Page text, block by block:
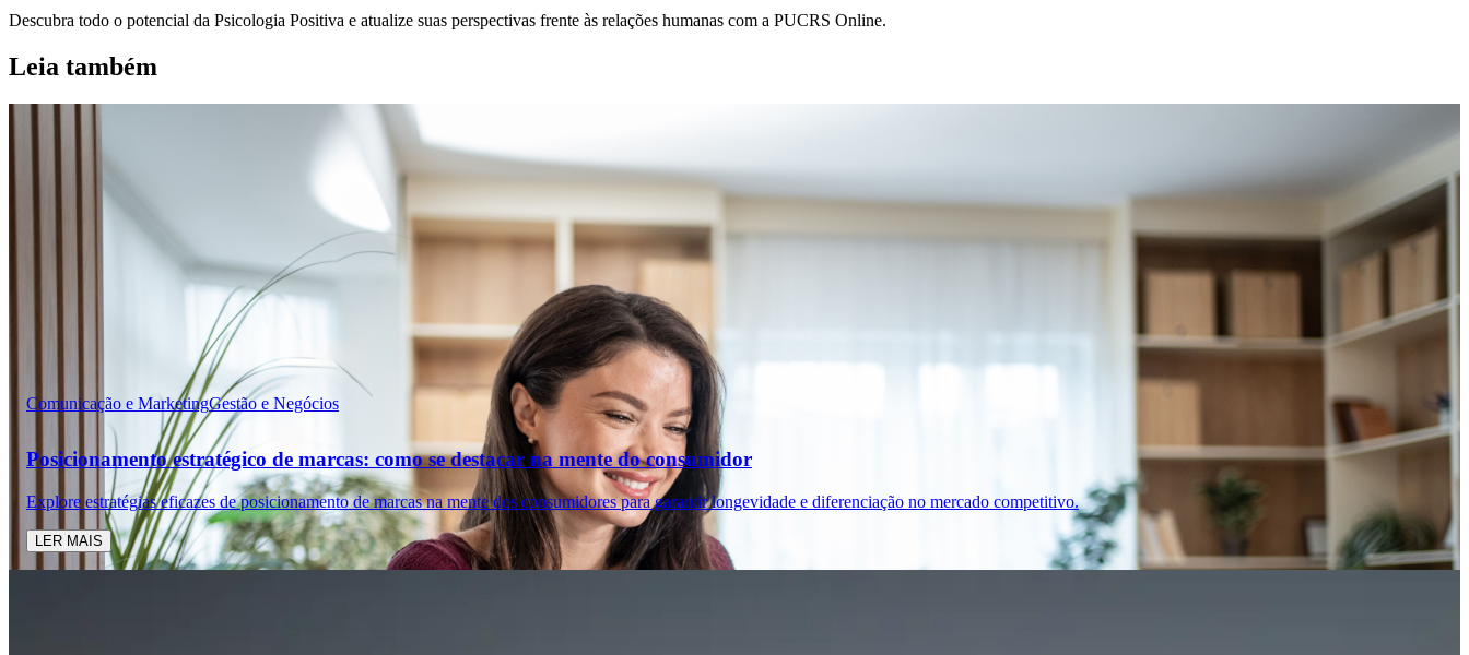
Descubra todo o potencial da Psicologia Positiva e atualize suas perspectivas frente às relações humanas com a PUCRS Online.
Leia também
Comunicação e MarketingGestão e Negócios
Posicionamento estratégico de marcas: como se destacar na mente do consumidor
Explore estratégias eficazes de posicionamento de marcas na mente dos consumidores para garantir longevidade e diferenciação no mercado competitivo.
LER MAIS